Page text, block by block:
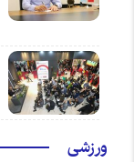
ورزشی